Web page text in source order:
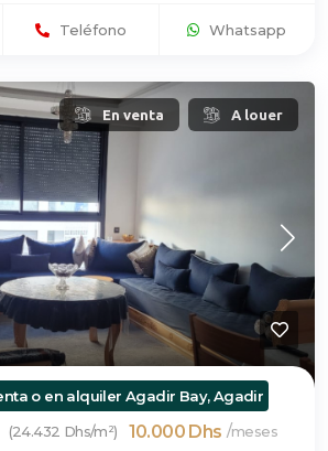
Teléfono Whatsapp
En venta A louer
o en alquiler Agadir Bay, Agadir
(24.432 Dhs/m²) 10.000 Dhs /meses